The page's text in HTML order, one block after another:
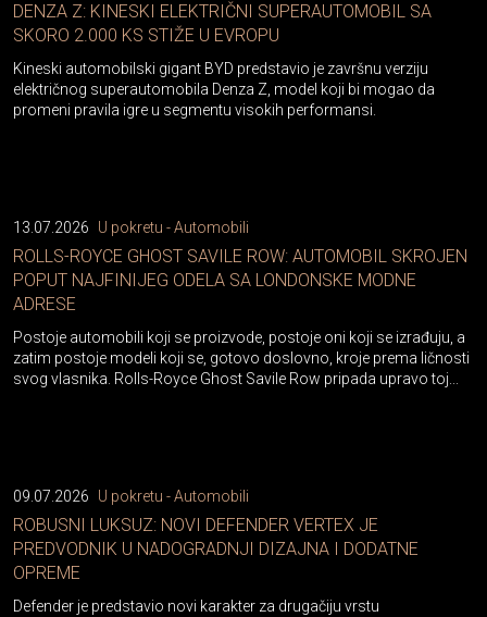
DENZA Z: KINESKI ELEKTRIČNI SUPERAUTOMOBIL SA
SKORO 2.000 KS STIŽE U EVROPU
Kineski automobilski gigant BYD predstavio je završnu verziju
električnog superautomobila Denza Z, model koji bi mogao da
promeni pravila igre u segmentu visokih performansi.
13.07.2026 U pokretu - Automobili
ROLLS-ROYCE GHOST SAVILE ROW: AUTOMOBIL SKROJEN
POPUT NAJFINIJEG ODELA SA LONDONSKE MODNE
ADRESE
Postoje automobili koji se proizvode, postoje oni koji se izrađuju, a
zatim postoje modeli koji se, gotovo doslovno, kroje prema ličnosti
svog vlasnika. Rolls-Royce Ghost Savile Row pripada upravo toj...
09.07.2026 U pokretu - Automobili
ROBUSNI LUKSUZ: NOVI DEFENDER VERTEX JE
PREDVODNIK U NADOGRADNJI DIZAJNA I DODATNE
OPREME
Defender je predstavio novi karakter za drugačiju vrstu